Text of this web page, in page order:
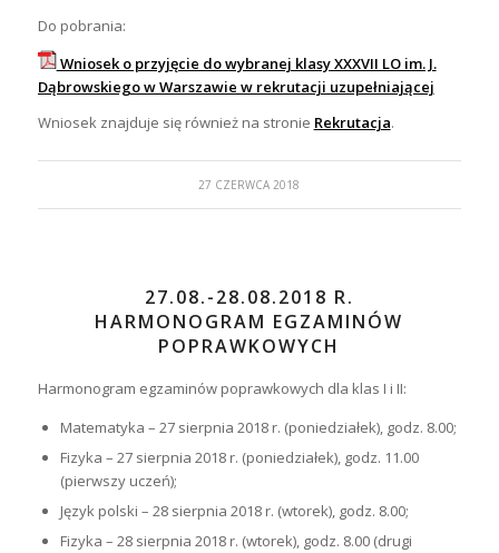
Do pobrania:
Wniosek o przyjęcie do wybranej klasy XXXVII LO im. J.
Dąbrowskiego w Warszawie w rekrutacji uzupełniającej
Wniosek znajduje się również na stronie Rekrutacja.
27 CZERWCA 2018
27.08.-28.08.2018 R.
HARMONOGRAM EGZAMINÓW
POPRAWKOWYCH
Harmonogram egzaminów poprawkowych dla klas I i II:
Matematyka – 27 sierpnia 2018 r. (poniedziałek), godz. 8.00;
Fizyka – 27 sierpnia 2018 r. (poniedziałek), godz. 11.00
(pierwszy uczeń);
Język polski – 28 sierpnia 2018 r. (wtorek), godz. 8.00;
Fizyka – 28 sierpnia 2018 r. (wtorek), godz. 8.00 (drugi